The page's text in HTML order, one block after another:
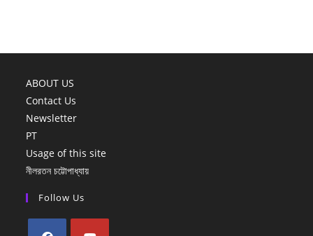
ABOUT US
Contact Us
Newsletter
PT
Usage of this site
নীলরতন চট্টোপাধ্যায়
Follow Us